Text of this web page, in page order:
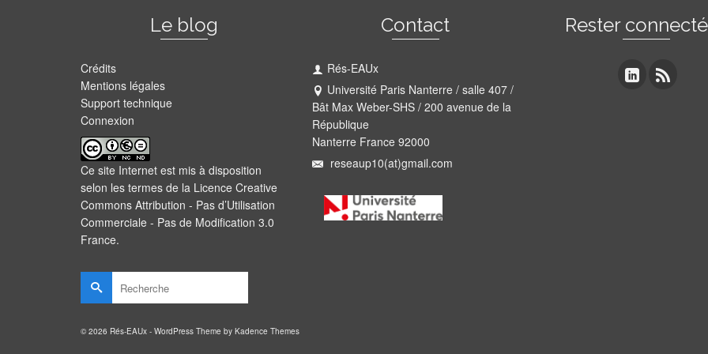
Le blog
Crédits
Mentions légales
Support technique
Connexion
Ce site Internet est mis à disposition
selon les termes de la Licence Creative
Commons Attribution - Pas d’Utilisation
Commerciale - Pas de Modification 3.0
France.
Rechercher :
Contact
Rés-EAUx
Université Paris Nanterre / salle 407 /
Bât Max Weber-SHS / 200 avenue de la
République
Nanterre France 92000
reseaup10(at)gmail.com
Rester
© 2026 Rés-EAUx - WordPress Theme by Kadence Themes